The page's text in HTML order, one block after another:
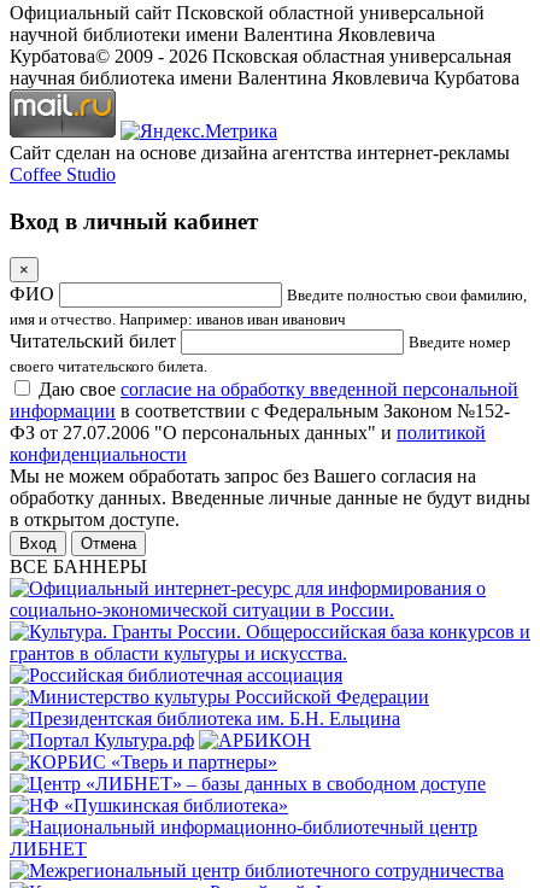
Официальный сайт Псковской областной универсальной
научной библиотеки имени Валентина Яковлевича
Курбатова© 2009 - 2026 Псковская областная универсальная
научная библиотека имени Валентина Яковлевича Курбатова
Сайт сделан на основе дизайна агентства интернет-рекламы
Coffee Studio
Вход в личный кабинет
×
ФИО
Введите полностью свои фамилию,
имя и отчество. Например: иванов иван иванович
Читательский билет
Введите номер
своего читательского билета.
Даю свое согласие на обработку введенной персональной
информации в соответствии с Федеральным Законом №152-
ФЗ от 27.07.2006 "О персональных данных" и политикой
конфиденциальности
Мы не можем обработать запрос без Вашего согласия на
обработку данных. Введенные личные данные не будут видны
в открытом доступе.
Отмена
ВСЕ БАННЕРЫ